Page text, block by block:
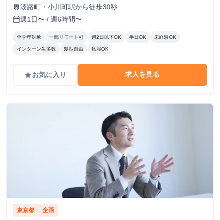
train淡路町・小川町駅から徒歩30秒
calendar_today週1日〜 / 週6時間〜
全学年対象 一部リモート可 週2日以下OK 半日OK 未経験OK
インターン生多数 髪型自由 私服OK
gradeお気に入り 求人を見る
東京都 企画